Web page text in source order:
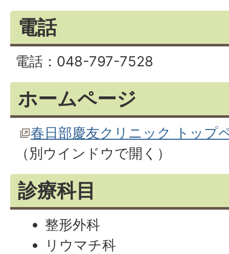
電話
電話：048-797-7528
ホームページ
春日部慶友クリニック トップ
（別ウインドウで開く）
診療科目
整形外科
リウマチ科